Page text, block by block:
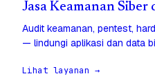
Jasa Keamanan Siber
Audit keamanan, pentest,
— lindungi aplikasi dan data
Lihat layanan →